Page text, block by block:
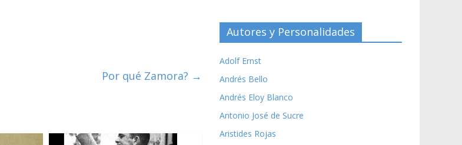
Por qué Zamora? →
Autores y Personalidades
Adolf Ernst
Andrés Bello
Andrés Eloy Blanco
Antonio José de Sucre
Aristides Rojas